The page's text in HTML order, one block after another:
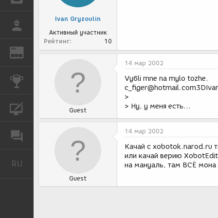
REN ЖУРНАЛ
КОНКУРСЫ
RU
Ivan Gryzoulin
Активный участник
Рейтинг
10
Guest
14 мар 2002
Vy6li mne na mylo tozhe.
>
> Ну, у меня есть...
Guest
14 мар 2002
Качай с xobotok.narod.ru
или качай верию
на мануаль, там ВСЁ мона